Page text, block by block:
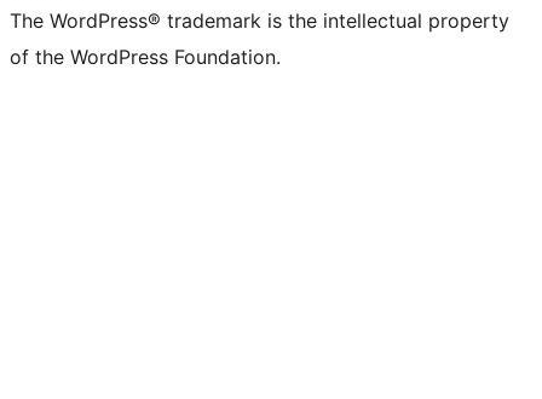
The WordPress® trademark is the intellectual property
of the WordPress Foundation.